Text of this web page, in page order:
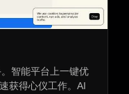
智能平台上一键优
获得心仪工作。AI